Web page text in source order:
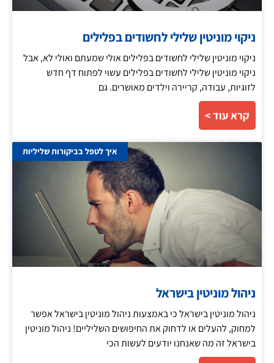
ניקוי מוניטין שלילי לחשודים בפלילים
ניקוי מוניטין שלילי לחשודים בפלילים אולי שמעתם ואולי לא, אבל
ניקוי מוניטין שלילי לחשודים בפלילים עשוי לפתוח דף חדש
לזוגיות, עבודה, קריירה וילדים מאושרים. גם
קרא עוד >
איך לטפל בביקורות שליליות
ניהול מוניטין בישראל
ניהול מוניטין בישראל כי באמצעות ניהול מוניטין בישראל אפשר
למחוק, להעלים או לדחוק את החיפושים השליליים! ניהול מוניטין
בישראל זה מה שאנחנו יודעים לעשות הכי